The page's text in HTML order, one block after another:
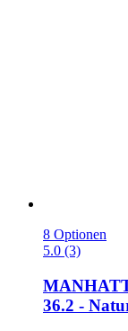
8 Optionen
5.0 (3)
36.2 -​